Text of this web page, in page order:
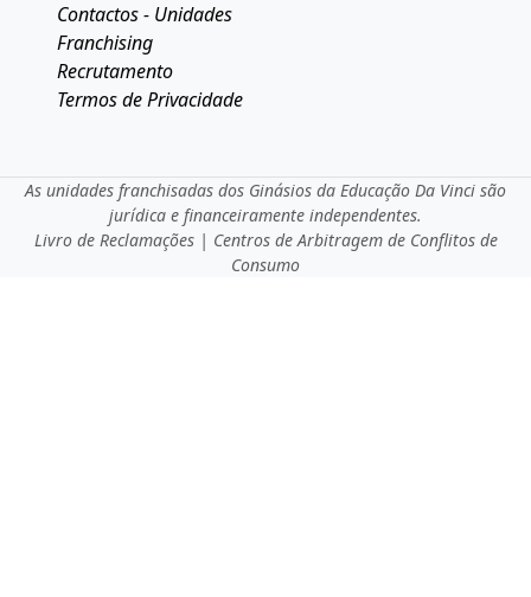
Contactos - Unidades
Franchising
Recrutamento
Termos de Privacidade
As unidades franchisadas dos Ginásios da Educação Da Vinci são
jurídica e financeiramente independentes.
Livro de Reclamações| Centros de Arbitragem de Conflitos de
Consumo